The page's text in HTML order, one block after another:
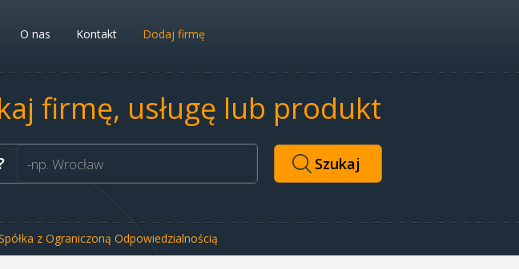
O nas Kontakt Dodaj firmę
firmę, usługę lub produkt
z Ograniczoną Odpowiedzialnością